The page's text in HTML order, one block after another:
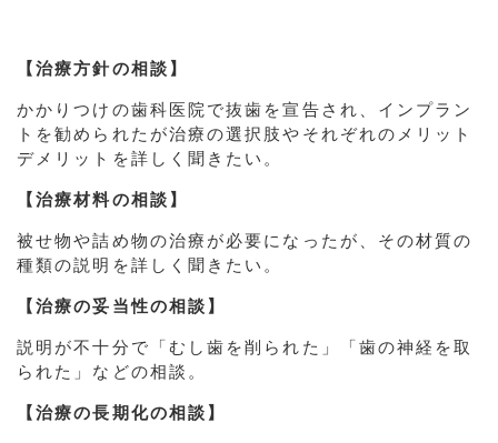
【治療方針の相談】
かかりつけの歯科医院で抜歯を宣告され、インプラン
トを勧められたが治療の選択肢やそれぞれのメリット
デメリットを詳しく聞きたい。
【治療材料の相談】
被せ物や詰め物の治療が必要になったが、その材質の
種類の説明を詳しく聞きたい。
【治療の妥当性の相談】
説明が不十分で「むし歯を削られた」「歯の神経を取
られた」などの相談。
【治療の長期化の相談】